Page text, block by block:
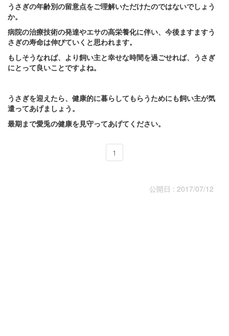
うさぎの年齢別の留意点をご理解いただけたのではないでしょう
か。
病院の治療技術の発達やエサの高栄養化に伴い、今後ますますう
さぎの寿命は伸びていくと思われます。
もしそうなれば、より飼い主と幸せな時間を過ごせれば、うさぎ
にとって良いことですよね。
うさぎを迎えたら、健康的に暮らしてもらうためにも飼い主が気
遣ってあげましょう。
最期まで愛兎の健康を見守ってあげてください。
1
公開日 : 2017/07/12